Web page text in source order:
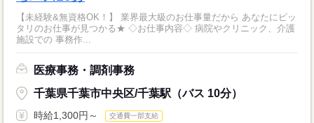
【未経験&無資格OK！】 業界最大級のお仕事量だから あなたにピッ
タリのお仕事が見つかる★ ◇お仕事内容◇ 病院やクリニック、介護
施設での 事務作...
医療事務・調剤事務
千葉県千葉市中央区/千葉駅（バス 10分）
時給1,300円～ 交通費一部支給